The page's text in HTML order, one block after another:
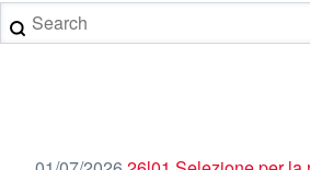
Search
navigation